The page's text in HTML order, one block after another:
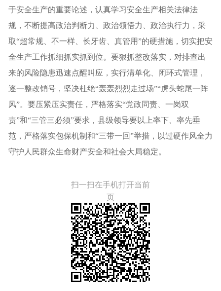
于安全生产的重要论述，认真学习安全生产相关法律法
规，不断提高政治判断力、政治领悟力、政治执行力，采
取“超常规、不一样、长牙齿、真管用”的硬措施，切实把安
全生产工作抓细抓实抓到位。要狠抓整改落实，对排查出
来的风险隐患迅速点醒叫应，实行清单化、闭环式管理，
逐一整改销号，坚决杜绝“轰轰烈烈走过场”“虎头蛇尾一阵
风”。要压紧压实责任，严格落实“党政同责、一岗双
责”和“三管三必须”要求，县级领导要以上率下、率先垂
范，严格落实包保机制和“三带一回”举措，以过硬作风全力
守护人民群众生命财产安全和社会大局稳定。
扫一扫在手机打开当前
页